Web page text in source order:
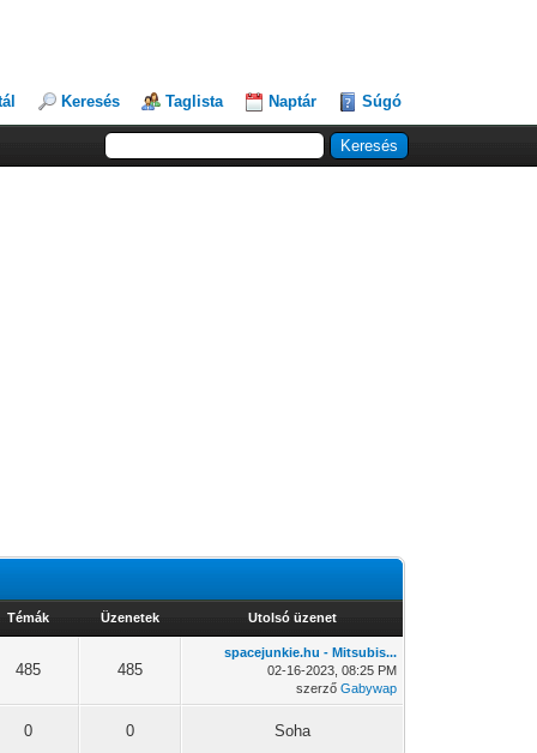
Keresés Taglista Naptár Súgó
Témák Üzenetek Utolsó üzenet
485 485
spacejunkie.hu - Mitsubis...
02-16-2023, 08:25 PM
szerzőGabywap
0 0 Soha